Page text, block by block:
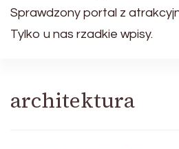
Sprawdzony portal z
Tylko u nas rzadkie wpisy.
architektura